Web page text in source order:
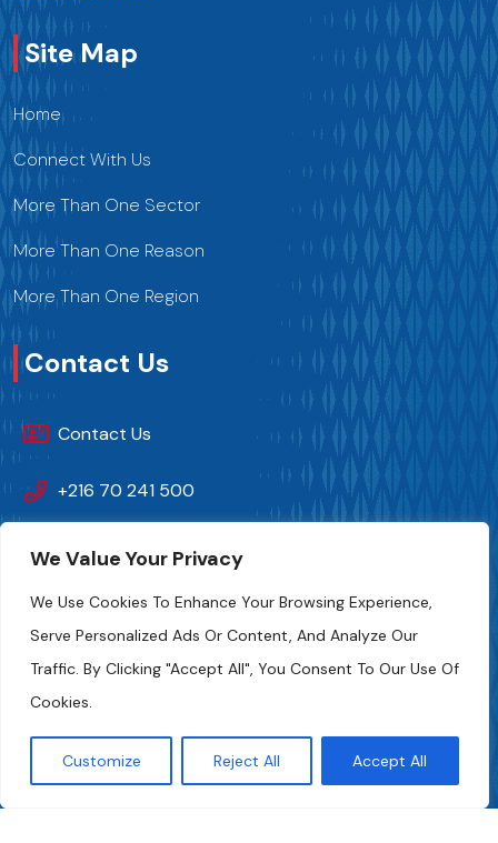
We Value Your Privacy
We Use Cookies To Enhance Your Browsing Experience,
Serve Personalized Ads Or Content, And Analyze Our
Traffic. By Clicking "Accept All", You Consent To Our Use Of
Cookies.
Customize Reject All Accept All
Site Map
Home
Connect With Us
More Than One Sector
More Than One Reason
More Than One Region
Contact Us
Contact Us
+216 70 241 500
Fipa.tunisia@fipa.tn
Slah Eddine ELAMAMI Street, Tunis 1004